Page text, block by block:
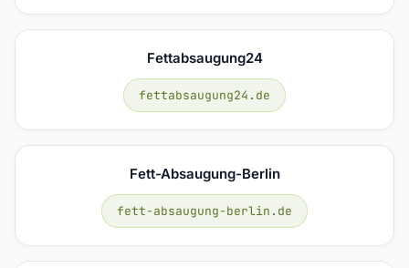
Fettabsaugung24
fettabsaugung24.de
Fett-Absaugung-Berlin
fett-absaugung-berlin.de